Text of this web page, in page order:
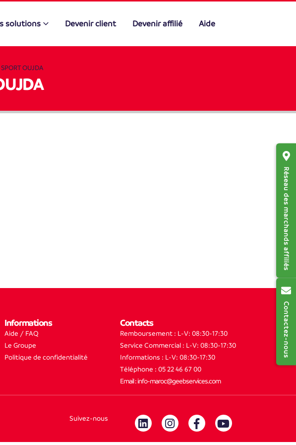
Réseau des marchands affiliés
Contactez-nous
solutions Devenir client Devenir affilié Aide
OUJDA
Informations
Aide / FAQ
Le Groupe
Politique de confidentialité
Contacts
Remboursement : L-V: 08:30-17:30
Service Commercial : L-V: 08:30-17:30
Informations : L-V: 08:30-17:30
Téléphone : 05 22 46 67 00
Email : info-maroc@geebservices.com
Suivez-nous